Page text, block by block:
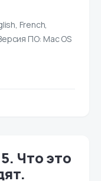
French,
ПО: Mac OS
Что это